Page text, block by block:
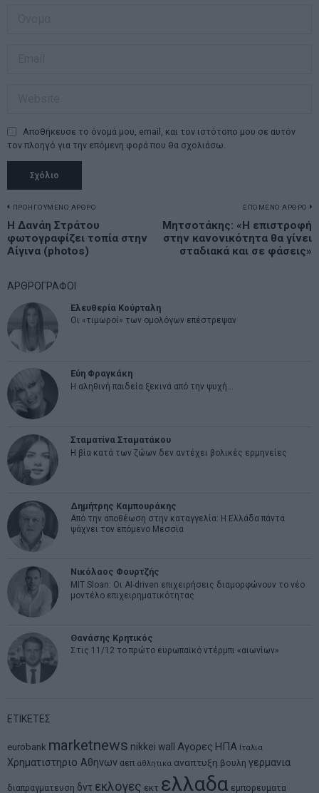
Αποθήκευσε το όνομά μου, email, και τον ιστότοπο μου σε αυτόν
τον πλοηγό για την επόμενη φορά που θα σχολιάσω.
Πλοήγηση
άρθρων
ΠΡΟΗΓΟΥΜΕΝΟ ΑΡΘΡΟ
Previous
post:
Η Δανάη Στράτου
φωτογραφίζει τοπία στην
Αίγινα (photos)
ΕΠΟΜΕΝΟ ΑΡΘΡΟ
Μητσοτάκης: «Η επιστροφή
στην κανονικότητα θα γίνει
σταδιακά και σε φάσεις»
ΑΡΘΡΟΓΡΑΦΟΙ
Ελευθερία Κούρταλη
Οι «τιμωροί» των ομολόγων επέστρεψαν
Εύη Φραγκάκη
Η αληθινή παιδεία ξεκινά από την ψυχή…
Σταματίνα Σταματάκου
Η βία κατά των ζώων δεν αντέχει βολικές ερμηνείες
Δημήτρης Καμπουράκης
Από την αποθέωση στην καταγγελία: Η Ελλάδα πάντα
ψάχνει τον επόμενο Μεσσία
Νικόλαος Φουρτζής
MIT Sloan: Οι AI-driven επιχειρήσεις διαμορφώνουν το νέο
μοντέλο επιχειρηματικότητας
Θανάσης Κρητικός
Στις 11/12 το πρώτο ευρωπαϊκό ντέρμπι «αιωνίων»
ΕΤΙΚΕΤΕΣ
eurobank marketnews nikkei wall Αγορες ΗΠΑ Ιταλια
Χρηματιστηριο Αθηνων αεπ αθλητικα αναπτυξη βουλη γερμανια
διαπραγματευση δντ εκλογες εκτ ελλαδα εμπορευματα